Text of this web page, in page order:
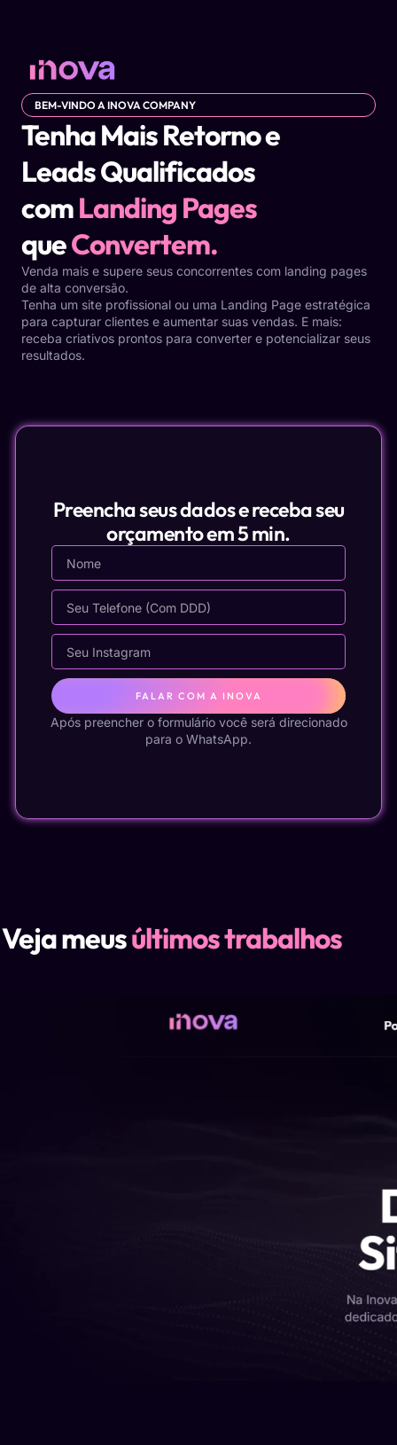
BEM-VINDO A INOVA COMPANY
Tenha Mais Retorno e
Leads Qualificados
comLanding Pages
queConvertem.
Venda mais e supere seus concorrentes com landing pages
de alta conversão.
Tenha um site profissional ou uma Landing Page estratégica
para capturar clientes e aumentar suas vendas. E mais:
receba criativos prontos para converter e potencializar seus
resultados.
Preencha seus dados e receba seu
orçamento em 5 min.
FALAR COM A INOVA
Após preencher o formulário você será direcionado
para o WhatsApp.
Veja meusúltimos trabalhos